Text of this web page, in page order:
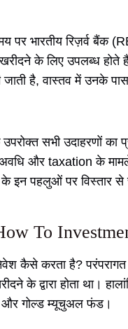
पर भारतीय रिज़र्व बैंक
के लिए उपलब्ध होते
है, वास्तव में उनके पास
सभी उदाहरणों का
अवधि और taxation के
इन पहलुओं पर विस्तार से
To
कैसे करता है?
के द्वारा होता था।
गोल्ड म्यूचुअल फंड।